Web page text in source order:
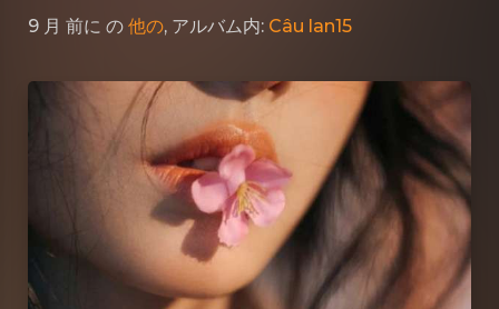
9 月 前に の 他の, アルバム内: Câu lan15